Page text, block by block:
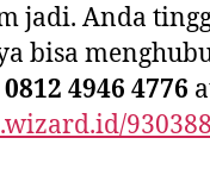
jadi. Anda
bisa
4946 4776
930388